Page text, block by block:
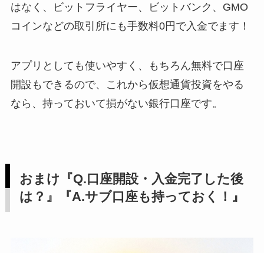
はなく、ビットフライヤー、ビットバンク、GMO
コインなどの取引所にも手数料0円で入金でます！
アプリとしても使いやすく、もちろん無料で口座
開設もできるので、これから仮想通貨投資をやる
なら、持っておいて損がない銀行口座です。
おまけ『Q.口座開設・入金完了した後
は？』『A.サブ口座も持っておく！』